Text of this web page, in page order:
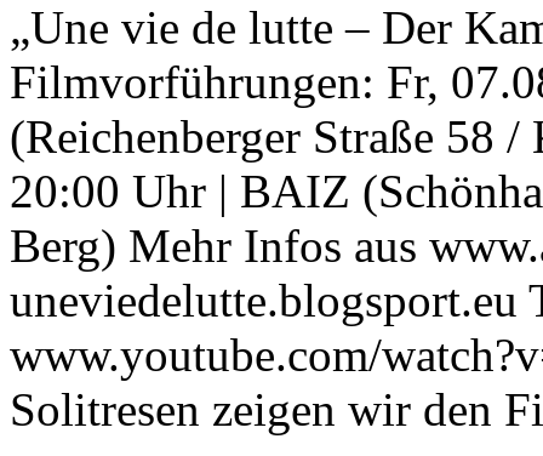
„Une vie de lutte – Der
Filmvorführungen: Fr,
(Reichenberger Straße 58
20:00 Uhr | BAIZ
Berg) Mehr Infos aus
uneviedelutte.blogsport.eu
www.youtube.com/
Solitresen zeigen wir den